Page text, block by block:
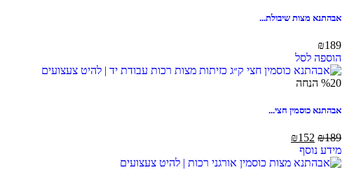
אבהתנא מצות שיבולת...
₪189
הוספה לסל
%20 הנחה
אבהתנא כוסמין חצי...
₪189
₪152
מידע נוסף